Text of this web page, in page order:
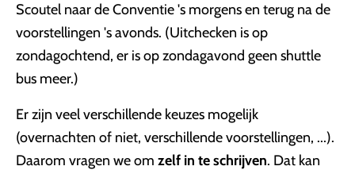
Scoutel naar de Conventie 's morgens en terug na de
voorstellingen 's avonds. (Uitchecken is op
zondagochtend, er is op zondagavond geen shuttle
bus meer.)
Er zijn veel verschillende keuzes mogelijk
(overnachten of niet, verschillende voorstellingen, ...).
Daarom vragen we om zelf in te schrijven. Dat kan